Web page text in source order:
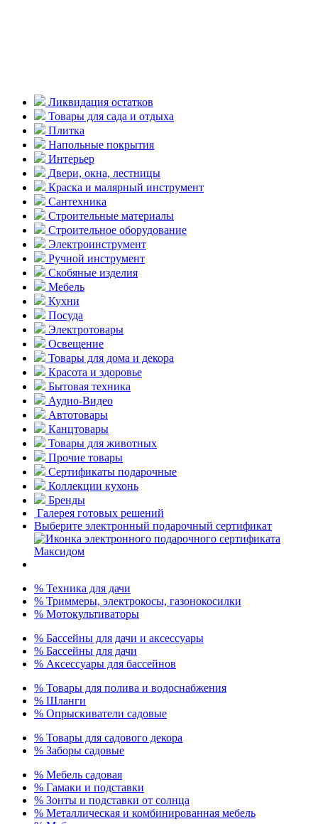
Ликвидация остатков
Товары для сада и отдыха
Плитка
Напольные покрытия
Интерьер
Двери, окна, лестницы
Краска и малярный инструмент
Сантехника
Строительные материалы
Строительное оборудование
Электроинструмент
Ручной инструмент
Скобяные изделия
Мебель
Кухни
Посуда
Электротовары
Освещение
Товары для дома и декора
Красота и здоровье
Бытовая техника
Аудио-Видео
Автотовары
Канцтовары
Товары для животных
Прочие товары
Сертификаты подарочные
Коллекции кухонь
Бренды
Галерея готовых решений
Выберите электронный подарочный сертификат
% Техника для дачи
% Триммеры, электрокосы, газонокосилки
% Мотокультиваторы
% Бассейны для дачи и аксессуары
% Бассейны для дачи
% Аксессуары для бассейнов
% Товары для полива и водоснабжения
% Шланги
% Опрыскиватели садовые
% Товары для садового декора
% Заборы садовые
% Мебель садовая
% Гамаки и подставки
% Зонты и подставки от солнца
% Металлическая и комбинированная мебель